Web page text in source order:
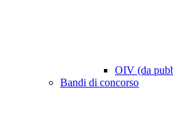
OIV (da
Bandi di concorso